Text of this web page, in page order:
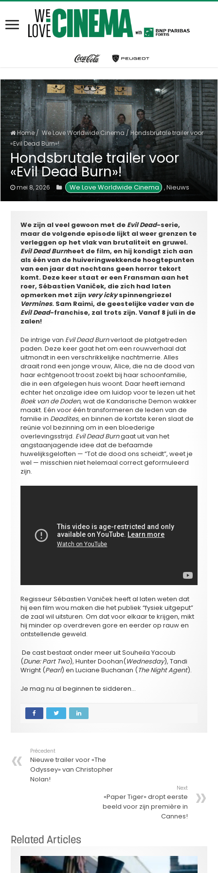
Home / We Love Worldwide Cinema / Hondsbrutale trailer voor
«Evil Dead Burn»!
Hondsbrutale trailer voor
«Evil Dead Burn»!
mei 8, 2026 We Love Worldwide Cinema ,Nieuws
We zijn al veel gewoon met de Evil Dead-serie,
maar de volgende episode lijkt al weer grenzen te
verleggen op het vlak van brutaliteit en gruwel.
Evil Dead Burnheet de film, en hij kondigt zich aan
als één van de huiveringwekkende hoogtepunten
van een jaar dat nochtans geen horror tekort
komt. Deze keer staat er een Fransman aan het
roer, Sébastien Vaniček, die zich had laten
opmerken met zijn very ickyspinnengriezel
Vermines. Sam Raimi, de geestelijke vader van de
Evil Dead-franchise, zal trots zijn. Vanaf 8 juli in de
zalen!
De intrige van Evil Dead Burnverlaat de platgetreden
paden. Deze keer gaat het om een rouwverhaal dat
uitmondt in een verschrikkelijke nachtmerrie. Alles
draait rond een jonge vrouw, Alice, die na de dood van
haar echtgenoot troost zoekt bij haar schoonfamilie,
die in een afgelegen huis woont. Daar heeft iemand
echter het onzalige idee om luidop voor te lezen uit het
Boek van de Doden, wat de Kandarische Demon wakker
maakt. Eén voor één transformeren de leden van de
familie in Deadites, en binnen de kortste keren slaat de
reünie vol bezinning om in een bloederige
overlevingsstrijd. Evil Dead Burngaat uit van het
angstaanjagende idee dat de befaamde
huwelijksgeloften — “Tot de dood ons scheidt”, weet je
wel — misschien niet helemaal correct geformuleerd
zijn.
Regisseur SébastienVaniček heeft al laten weten dat
hij een film wou maken die het publiek “fysiek uitgeput”
de zaal wil uitsturen. Om dat voor elkaar te krijgen, mikt
hij minder op overdreven gore en eerder op rauw en
ontstellende geweld.
De cast bestaat onder meer uit Souheila Yacoub
(Dune:Part Two), Hunter Doohan(Wednesday), Tandi
Wright (Pearl) en Luciane Buchanan (The Night Agent).
Je mag nu al beginnen te sidderen…
Précedent
Nieuwe trailer voor «The
Odyssey» van Christopher
Nolan!
Next
«Paper Tiger» dropt eerste
beeld voor zijn première in
Cannes!
Related Articles